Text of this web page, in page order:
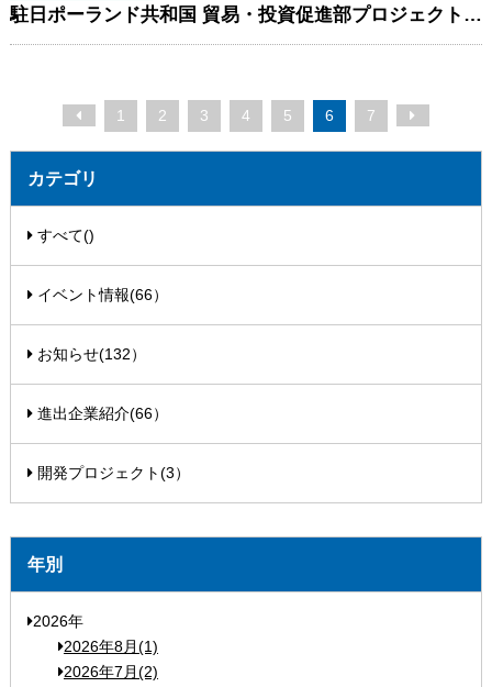
駐日ポーランド共和国 貿易・投資促進部プロジェクトオフィス
1 2 3 4 5 6 7
カテゴリ
すべて()
イベント情報(66）
お知らせ(132）
進出企業紹介(66）
開発プロジェクト(3）
年別
2026年
2026年8月(1)
2026年7月(2)